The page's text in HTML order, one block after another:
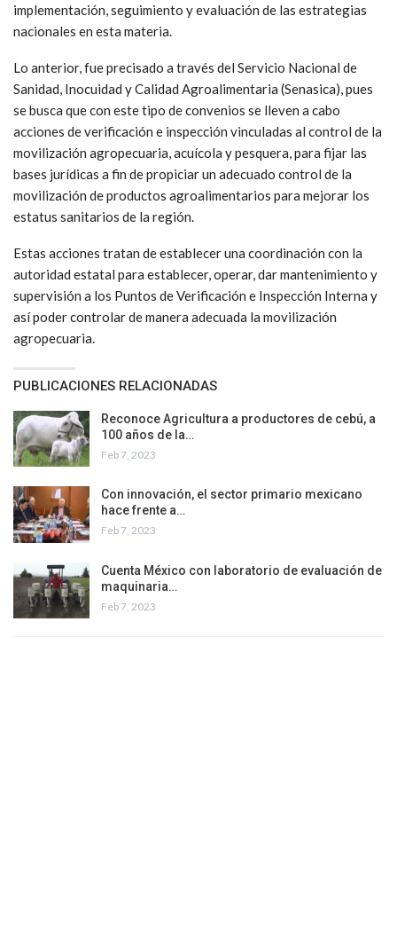
implementación, seguimiento y evaluación de las estrategias
nacionales en esta materia.
Lo anterior, fue precisado a través del Servicio Nacional de
Sanidad, Inocuidad y Calidad Agroalimentaria (Senasica), pues
se busca que con este tipo de convenios se lleven a cabo
acciones de verificación e inspección vinculadas al control de la
movilización agropecuaria, acuícola y pesquera, para fijar las
bases jurídicas a fin de propiciar un adecuado control de la
movilización de productos agroalimentarios para mejorar los
estatus sanitarios de la región.
Estas acciones tratan de establecer una coordinación con la
autoridad estatal para establecer, operar, dar mantenimiento y
supervisión a los Puntos de Verificación e Inspección Interna y
así poder controlar de manera adecuada la movilización
agropecuaria.
PUBLICACIONES RELACIONADAS
Reconoce Agricultura a productores de cebú, a
100 años de la…
Feb 7, 2023
Con innovación, el sector primario mexicano
hace frente a…
Feb 7, 2023
Cuenta México con laboratorio de evaluación de
maquinaria…
Feb 7, 2023